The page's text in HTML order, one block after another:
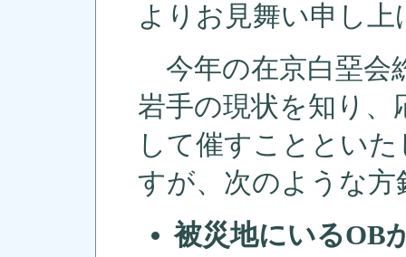
よりお見舞い申し上
今年の在京白堊会
岩手の現状を知り、
して催すこととい
すが、次のような方
被災地にいるOB